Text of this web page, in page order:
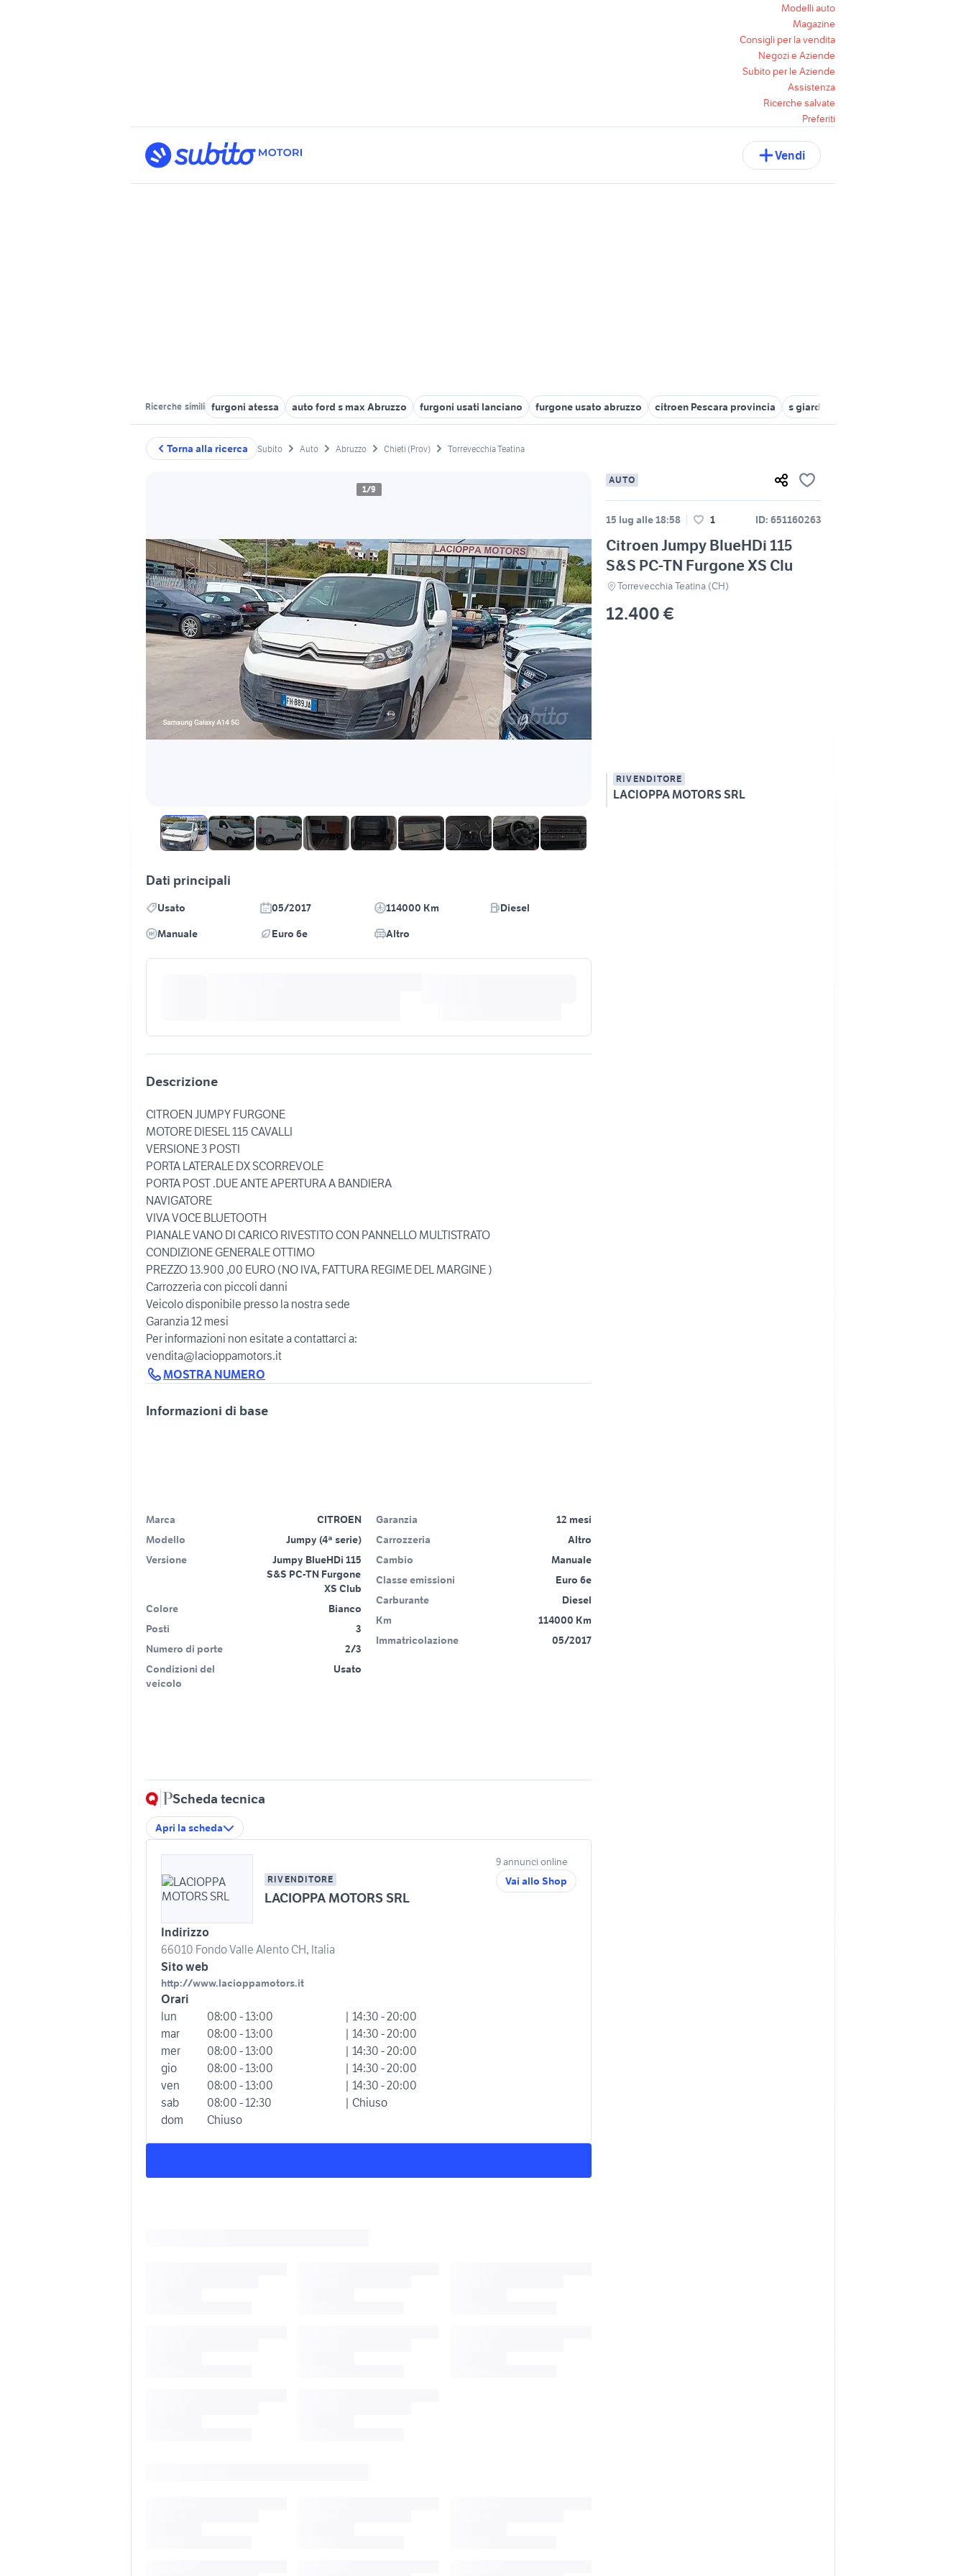
Modelli auto
Magazine
Consigli per la vendita
Negozi e Aziende
Subito per le Aziende
Assistenza
Ricerche salvate
Preferiti
Vendi
Ricerche simili furgoni atessa auto ford s max Abruzzo furgoni usati lanciano furgone usato abruzzo citroen Pescara provincia s giardino Abruzzo
Torna alla ricerca Subito Auto Abruzzo Chieti (Prov) Torrevecchia Teatina
1/9
AUTO
15 lug alle 18:58 1 ID: 651160263
Citroen Jumpy BlueHDi 115
S&S PC-TN Furgone XS Clu
Torrevecchia Teatina (CH)
12.400 €
RIVENDITORE
LACIOPPA MOTORS SRL
Dati principali
Usato 05/2017 114000 Km
Diesel
Manuale
Euro 6e Altro
Descrizione
CITROEN JUMPY FURGONE
MOTORE DIESEL 115 CAVALLI
VERSIONE 3 POSTI
PORTA LATERALE DX SCORREVOLE
PORTA POST .DUE ANTE APERTURA A BANDIERA
NAVIGATORE
VIVA VOCE BLUETOOTH
PIANALE VANO DI CARICO RIVESTITO CON PANNELLO MULTISTRATO
CONDIZIONE GENERALE OTTIMO
PREZZO 13.900 ,00 EURO (NO IVA, FATTURA REGIME DEL MARGINE )
Carrozzeria con piccoli danni
Veicolo disponibile presso la nostra sede
Garanzia 12 mesi
Per informazioni non esitate a contattarci a:
MOSTRA NUMERO
Informazioni di base
Marca
CITROEN
Modello
Jumpy (4ª serie)
Versione
Jumpy BlueHDi 115
S&S PC-TN Furgone
XS Club
Colore
Bianco
Posti
3
Numero di porte
2/3
Condizioni del
veicolo
Usato
Garanzia
12 mesi
Carrozzeria
Altro
Cambio
Manuale
Classe emissioni
Euro 6e
Carburante
Diesel
Km
114000 Km
Immatricolazione
05/2017
Scheda tecnica
Apri la scheda
RIVENDITORE
LACIOPPA MOTORS SRL
Indirizzo
66010 Fondo Valle Alento CH, Italia
Sito web
http://www.lacioppamotors.it
Orari
lun
08:00 - 13:00
| 14:30 - 20:00
mar
08:00 - 13:00
| 14:30 - 20:00
mer
08:00 - 13:00
| 14:30 - 20:00
gio
08:00 - 13:00
| 14:30 - 20:00
ven
08:00 - 13:00
| 14:30 - 20:00
sab
08:00 - 12:30
| Chiuso
dom
Chiuso
9 annunci online
Vai allo Shop